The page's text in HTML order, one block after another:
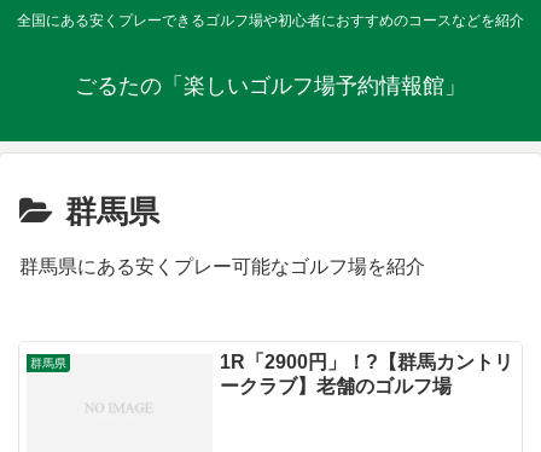
全国にある安くプレーできるゴルフ場や初心者におすすめのコースなどを紹介
ごるたの「楽しいゴルフ場予約情報館」
群馬県
群馬県にある安くプレー可能なゴルフ場を紹介
群馬県
1R「2900円」！?【群馬カントリ
ークラブ】老舗のゴルフ場